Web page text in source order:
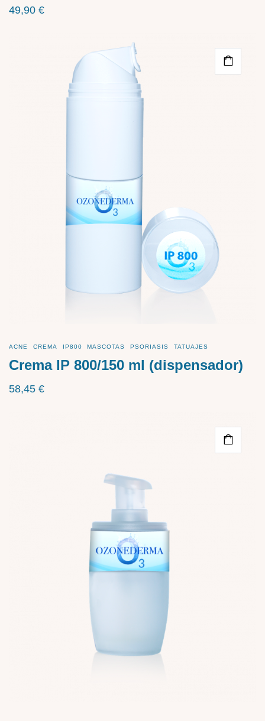
49,90 €
ACNE CREMA IP800 MASCOTAS PSORIASIS TATUAJES
Crema IP 800/150 ml (dispensador)
58,45 €